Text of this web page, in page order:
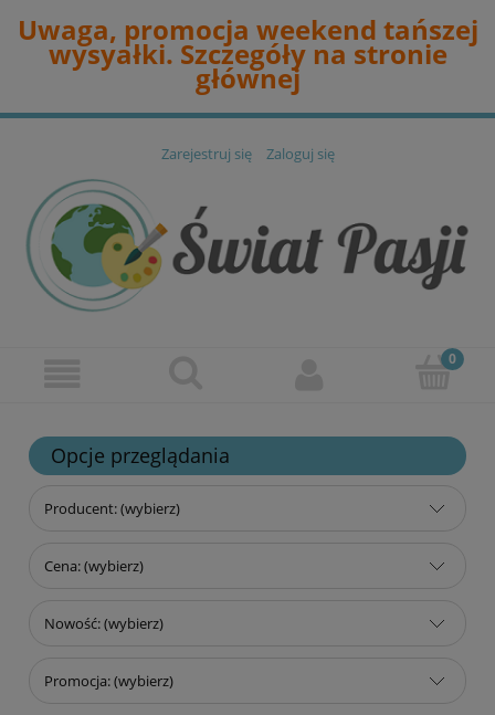
Uwaga, promocja weekend tańszej
wysyałki. Szczegóły na stronie
głównej
Zarejestruj się Zaloguj się
Opcje przeglądania
Producent: (wybierz)
Cena: (wybierz)
Nowość: (wybierz)
Promocja: (wybierz)